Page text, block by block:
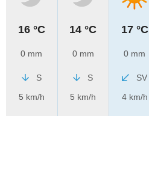
16 °C
0 mm
S
5 km/h
14 °C
0 mm
S
5 km/h
17 °C
0 mm
SV
4 km/h